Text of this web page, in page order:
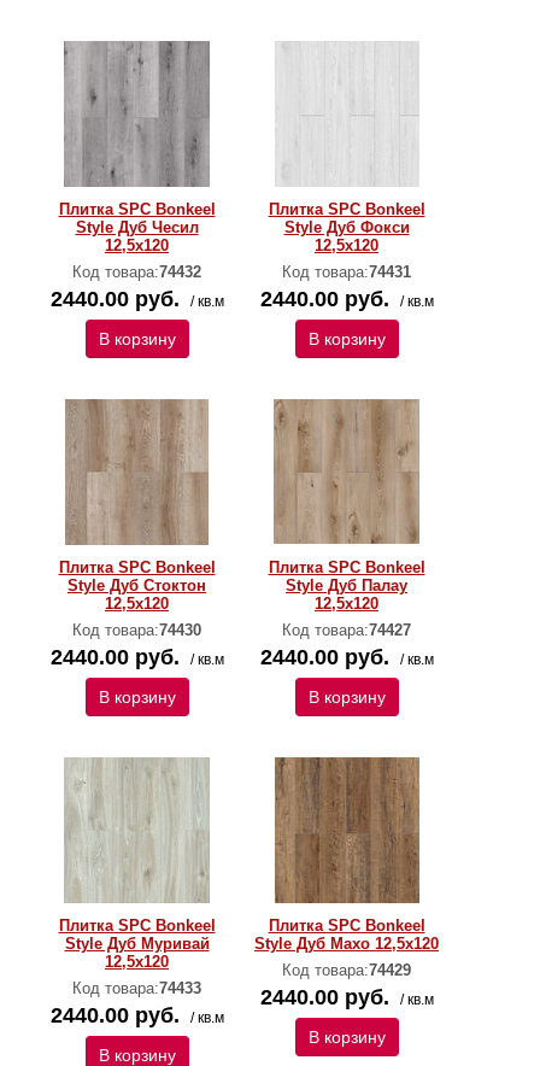
Плитка SPC Bonkeel
Style Дуб Чесил
12,5х120
Код товара:74432
2440.00 руб. / кв.м
В корзину
Плитка SPC Bonkeel
Style Дуб Фокси
12,5х120
Код товара:74431
2440.00 руб. / кв.м
В корзину
Плитка SPC Bonkeel
Style Дуб Стоктон
12,5х120
Код товара:74430
2440.00 руб. / кв.м
В корзину
Плитка SPC Bonkeel
Style Дуб Палау
12,5х120
Код товара:74427
2440.00 руб. / кв.м
В корзину
Плитка SPC Bonkeel
Style Дуб Муривай
12,5х120
Код товара:74433
2440.00 руб. / кв.м
В корзину
Плитка SPC Bonkeel
Style Дуб Махо 12,5х120
Код товара:74429
2440.00 руб. / кв.м
В корзину